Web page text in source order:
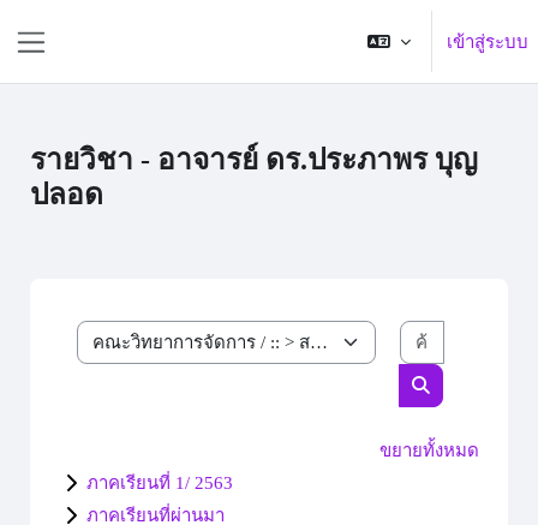
เข้าสู่ระบบ
รายวิชา - อาจารย์ ดร.ประภาพร บุญ
ปลอด
ประเภทของรายวิชา
ค้นหารายวิชา
ขยายทั้งหมด
ภาคเรียนที่ 1/ 2563
ภาคเรียนที่ผ่านมา